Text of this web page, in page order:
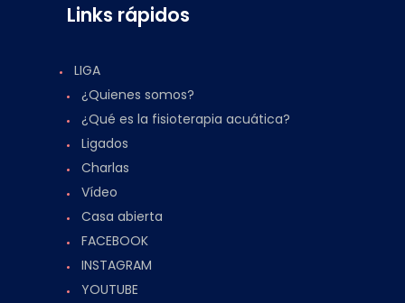
Links rápidos
LIGA
¿Quienes somos?
¿Qué es la fisioterapia acuática?
Ligados
Charlas
Vídeo
Casa abierta
FACEBOOK
INSTAGRAM
YOUTUBE